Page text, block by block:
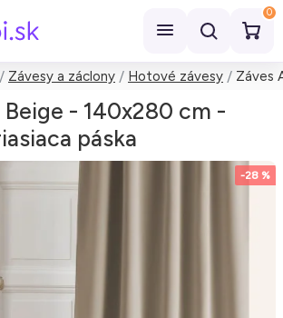
0
Závesy a záclony Hotové závesy Záves
Beige - 140x280 cm -
páska
-28 %